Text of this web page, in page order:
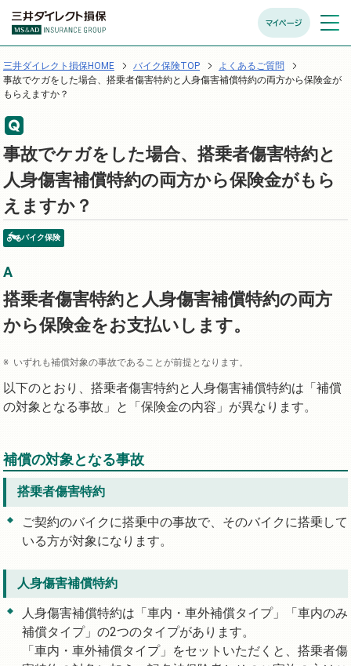
マイページ メニュ
開く
三井ダイレクト損保HOME バイク保険TOP
よくあるご質問
事故でケガをした場合、搭乗者傷害特約と人身傷害補償特約の両方から保険金が
もらえますか？
事故でケガをした場合、搭乗者傷害特約と
人身傷害補償特約の両方から保険金がもら
えますか？
バイク保険
搭乗者傷害特約と人身傷害補償特約の両方
から保険金をお支払いします。
いずれも補償対象の事故であることが前提となります。
以下のとおり、搭乗者傷害特約と人身傷害補償特約は「補償
の対象となる事故」と「保険金の内容」が異なります。
補償の対象となる事故
搭乗者傷害特約
ご契約のバイクに搭乗中の事故で、そのバイクに搭乗して
いる方が対象になります。
人身傷害補償特約
人身傷害補償特約は「車内・車外補償タイプ」「車内のみ
補償タイプ」の2つのタイプがあります。
「車内・車外補償タイプ」をセットいただくと、搭乗者傷